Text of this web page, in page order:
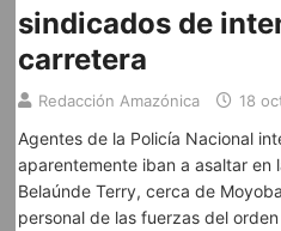
sindicados de
carretera
Redacción Amazónica 18
Agentes de la Policía Nacional
aparentemente iban a asaltar en
Belaúnde Terry, cerca de
personal de las fuerzas del